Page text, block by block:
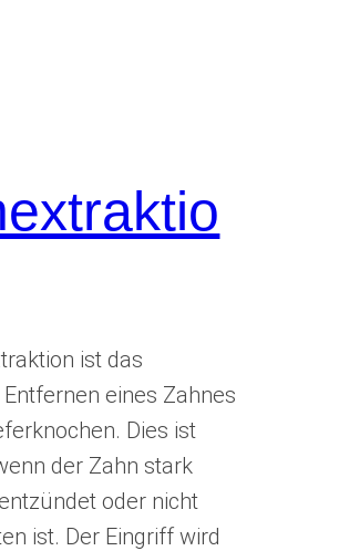
ist das
eines Zahnes
Dies ist
der Zahn stark
oder nicht
ist. Der Eingriff wird